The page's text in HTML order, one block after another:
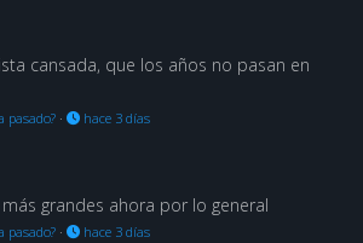
cansada, que los años no pasan en
pasado?· hace 3 días
grandes ahora por lo general
pasado?· hace 3 días